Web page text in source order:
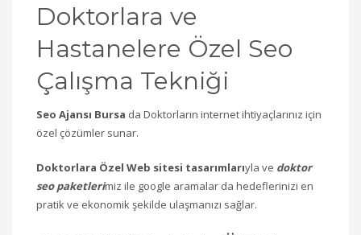
Doktorlara ve
Hastanelere Özel Seo
Çalışma Tekniği
Seo Ajansı Bursa da Doktorların internet ihtiyaçlarınız için
özel çözümler sunar.
Doktorlara Özel Web sitesi tasarımlarıyla ve doktor
seo paketlerimiz ile google aramalar da hedeflerinizi en
pratik ve ekonomik şekilde ulaşmanızı sağlar.